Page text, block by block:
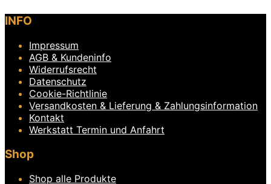
Dieses
Produkt
mehrere
Varianten
auf.
Die
Optionen
können
auf
der
Produktseite
INFO
Impressum
AGB & Kundeninfo
Widerrufsrecht
Datenschutz
Cookie-Richtlinie
Versandkosten & Lieferung & Zahlungsinformation
Kontakt
Werkstatt Termin und Anfahrt
Shop
Shop alle Produkte